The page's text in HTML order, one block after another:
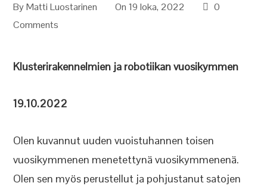
ByMatti Luostarinen On 19 loka, 2022
0
Comments
Klusterirakennelmien ja robotiikan vuosikymmen
19.10.2022
Olen kuvannut uuden vuoistuhannen toisen
vuosikymmenen menetettynä vuosikymmenenä.
Olen sen myös perustellut ja pohjustanut satojen